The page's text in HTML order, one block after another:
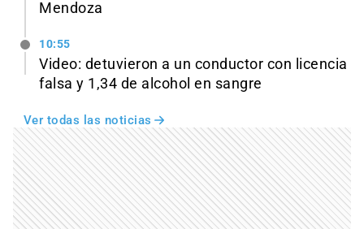
Mendoza
10:55
Video: detuvieron a un conductor con licencia
falsa y 1,34 de alcohol en sangre
Ver todas las noticias